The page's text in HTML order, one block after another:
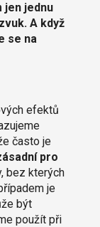
jen jednu
A když
se na
efektů
často je
pro
bez kterých
je
být
použít při